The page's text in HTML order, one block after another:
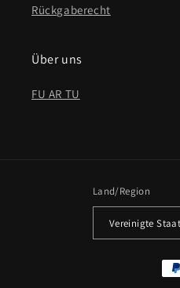
Rückgaberecht
Über uns
FU AR TU
Land/Region
Vereinigte